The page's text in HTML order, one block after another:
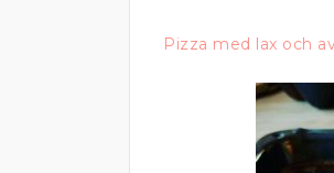
Pizza med lax och